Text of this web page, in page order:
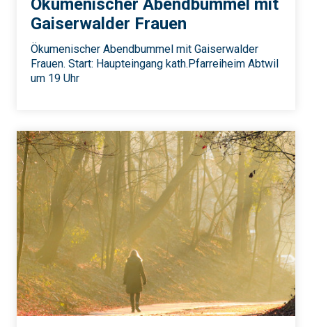
Ökumenischer Abendbummel mit
Gaiserwalder Frauen
Ökumenischer Abendbummel mit Gaiserwalder
Frauen. Start: Haupteingang kath.Pfarreiheim Abtwil
um 19 Uhr